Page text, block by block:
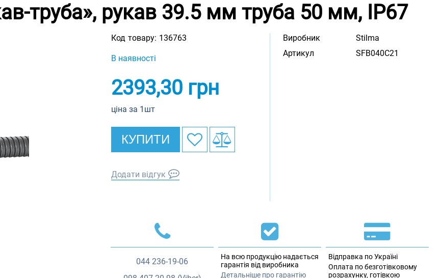
труба», рукав 39.5 мм труба 50 мм, IP67
Код товару: 136763
В наявності
2393,30 грн
ціна за 1шт
КУПИТИ
Додати відгук
Виробник
Stilma
Артикул
SFB040C21
044 236-19-06
На всю продукцію надається
гарантія від виробника
Детальніше про гарантію
Відправка по Україні
Оплата по безготівковому
розрахунку, готівкою